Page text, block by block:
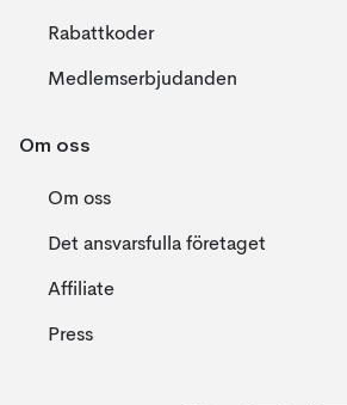
Rabattkoder
Medlemserbjudanden
Om oss
Om oss
Det ansvarsfulla företaget
Affiliate
Press